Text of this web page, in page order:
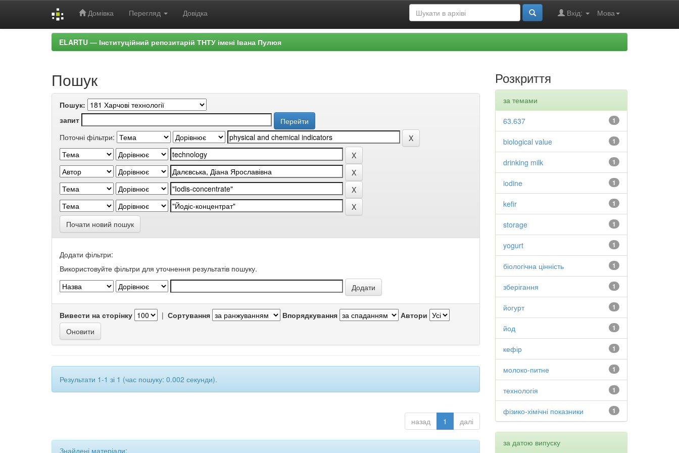
Домівка Перегляд Довідка Мова
Вхід:
ELARTU — Інституційний репозитарій ТНТУ імені Івана Пулюя
Пошук
Пошук:
запит
Поточні фільтри:
Почати новий пошук
Додати фільтри:
Використовуйте фільтри для уточнення результатів пошуку.
Вивести на сторінку | Сортування Впорядкування Автори
Результати 1-1 зі 1 (час пошуку: 0.002 секунди).
назад 1 далі
Знайдені матеріали:
Розкриття
за темами
1
63.637
1
biological value
1
drinking milk
1
iodine
1
kefir
1
storage
1
yogurt
1
біологічна цінність
1
зберігання
1
йогурт
1
йод
1
кефір
1
молоко-питне
1
технологія
1
фізико-хімічні показники
за датою випуску